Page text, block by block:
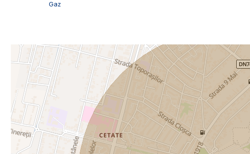
ID Exclusiv - 2222982
Gaz